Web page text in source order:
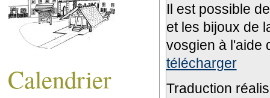
Il est possible
et les bijoux de
vosgien à l'aide
télécharger
Traduction
Calendrier